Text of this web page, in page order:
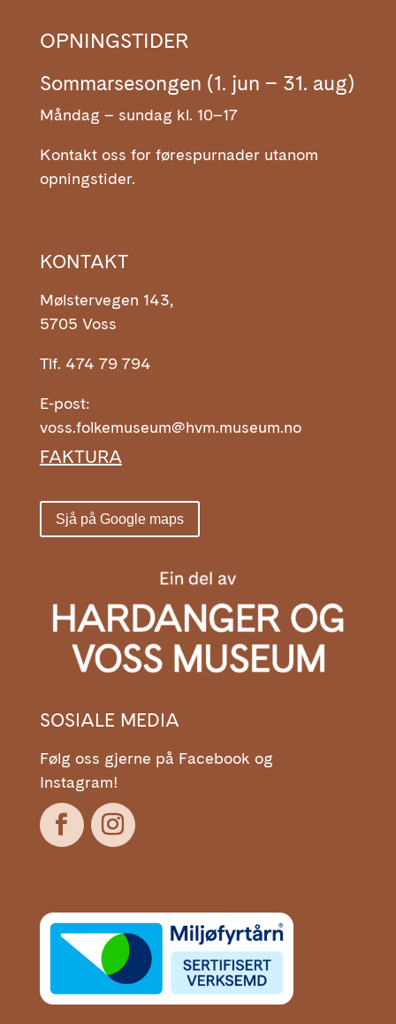
OPNINGSTIDER
Sommarsesongen (1. jun – 31. aug)
Måndag – sundag kl. 10–17
Kontakt oss for førespurnader utanom
opningstider.
KONTAKT
Mølstervegen 143,
5705 Voss
Tlf. 474 79 794
E-post:
voss.folkemuseum@hvm.museum.no
FAKTURA
Sjå på Google maps
SOSIALE MEDIA
Følg oss gjerne på Facebook og
Instagram!